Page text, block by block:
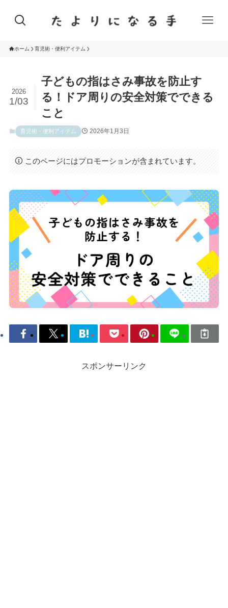
ホーム 育児術・便利アイテム
子どもの指はさみ事故を防止す
る！ドア周りの安全対策でできる
こと
2026
1/03
育児術・便利アイテム 2026年1月3日
このページにはプロモーションが含まれています。
スポンサーリンク